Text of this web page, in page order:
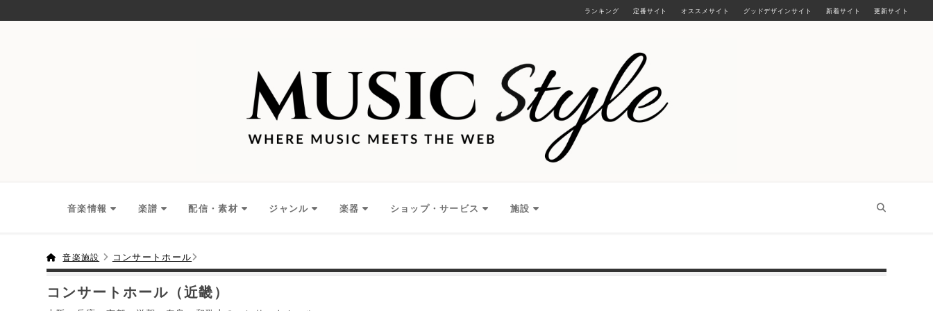
更新サイト
新着サイト
グッドデザインサイト
オススメサイト
定番サイト
ランキング
音楽情報 楽譜 配信・素材 ジャンル 楽器 ショップ・サービス 施設
音楽施設 コンサートホール
コンサートホール（近畿）